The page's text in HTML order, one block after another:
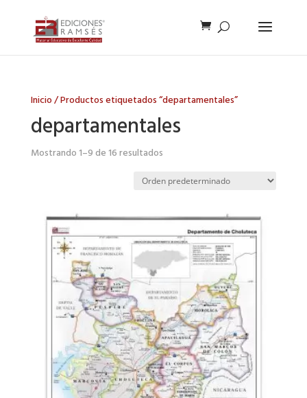
Inicio/ Productos etiquetados “departamentales”
departamentales
Mostrando 1–9 de 16 resultados